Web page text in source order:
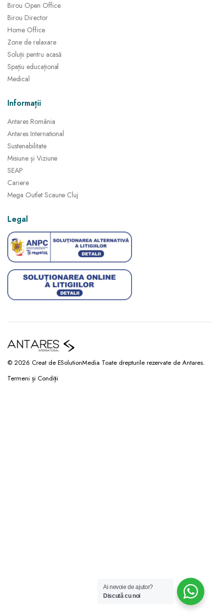
Birou Open Office
Birou Director
Home Office
Zone de relaxare
Soluții pentru acasă
Spațiu educațional
Medical
Informații
Antares România
Antares International
Sustenabilitate
Misiune și Viziune
SEAP
Cariere
Mega Outlet Scaune Cluj
Legal
© 2026 Creat de ESolutionMedia Toate drepturile rezervate de Antares.
Termeni și Condiții
Ai nevoie de ajutor?
Discută cu noi